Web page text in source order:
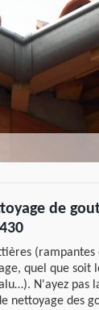
de
quel que soit
N'ayez pas
nettoyage des